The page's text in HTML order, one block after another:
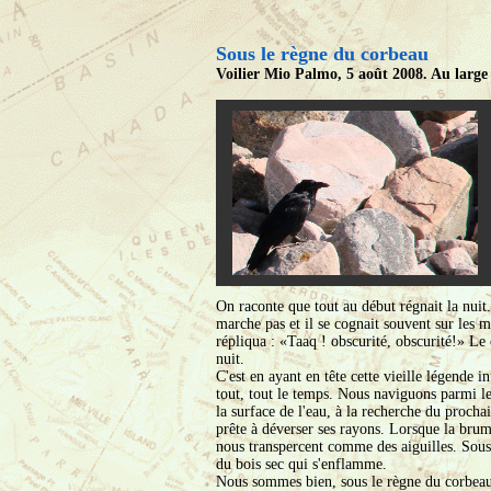
Sous le règne du corbeau
Voilier Mio Palmo, 5 août 2008. Au
On raconte que tout au début régnait la
marche pas et il se cognait souvent sur les
répliqua : «Taaq ! obscurité, obscurité!»
nuit.
C'est en ayant en tête cette vieille légende
tout, tout le temps. Nous naviguons parmi
la surface de l'eau, à la recherche du
prête à déverser ses rayons. Lorsque la
nous transpercent comme des aiguilles.
du bois sec qui s'enflamme.
Nous sommes bien, sous le règne du